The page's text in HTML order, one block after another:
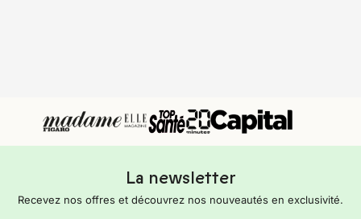
La newsletter
Recevez nos offres et découvrez nos nouveautés en exclusivité.